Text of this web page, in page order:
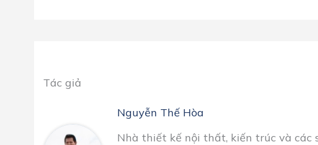
Tác giả
Nguyễn Thế Hòa
Nhà thiết kế nội thất, kiến trúc và các